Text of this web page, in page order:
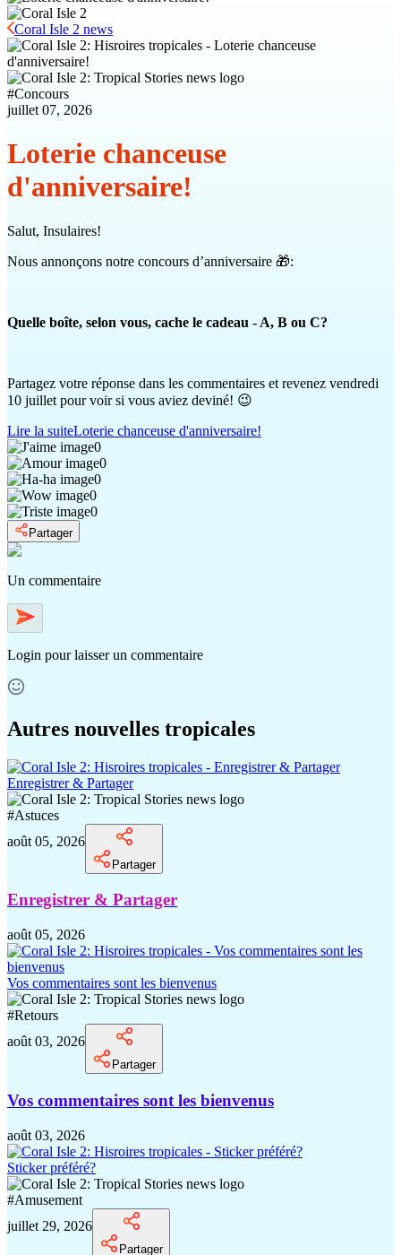
Coral Isle 2 news
#Concours
juillet 07, 2026
Loterie chanceuse
d'anniversaire!
Salut, Insulaires!
Nous annonçons notre concours d’anniversaire 🎁:
Quelle boîte, selon vous, cache le cadeau - A, B ou C?
Partagez votre réponse dans les commentaires et revenez vendredi
10 juillet pour voir si vous aviez deviné! 😉
Lire la suiteLoterie chanceuse d'anniversaire!
0
0
0
0
0
Partager
Un commentaire
Login pour laisser un commentaire
Autres nouvelles tropicales
Enregistrer & Partager
#Astuces
août 05, 2026
Partager
Enregistrer & Partager
août 05, 2026
Vos commentaires sont les bienvenus
#Retours
août 03, 2026
Partager
Vos commentaires sont les bienvenus
août 03, 2026
Sticker préféré?
#Amusement
juillet 29, 2026
Partager